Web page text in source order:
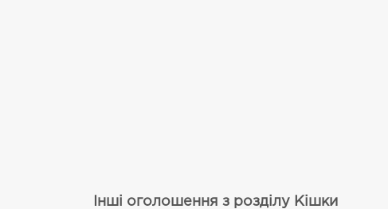
Інші оголошення з розділу Кішки